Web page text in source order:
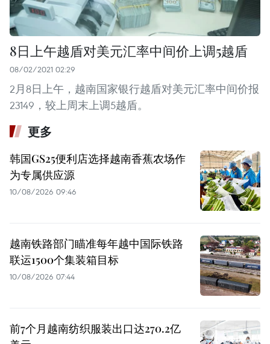
8日上午越盾对美元汇率中间价上调5越盾
08/02/2021 02:29
2月8日上午，越南国家银行越盾对美元汇率中间价报
23149，较上周末上调5越盾。
更多
韩国GS25便利店选择越南香蕉农场作
为专属供应源
10/08/2026 09:46
越南铁路部门瞄准每年越中国际铁路
联运1500个集装箱目标
10/08/2026 07:44
前7个月越南纺织服装出口达270.2亿